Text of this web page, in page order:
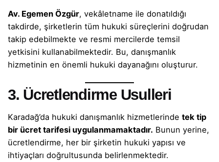
Av. Egemen Özgür, vekâletname ile donatıldığı
takdirde, şirketlerin tüm hukuki süreçlerini doğrudan
takip edebilmekte ve resmi mercilerde temsil
yetkisini kullanabilmektedir. Bu, danışmanlık
hizmetinin en önemli hukuki dayanağını oluşturur.
3. Ücretlendirme Usulleri
Karadağ’da hukuki danışmanlık hizmetlerinde tek tip
bir ücret tarifesi uygulanmamaktadır. Bunun yerine,
ücretlendirme, her bir şirketin hukuki yapısı ve
ihtiyaçları doğrultusunda belirlenmektedir.